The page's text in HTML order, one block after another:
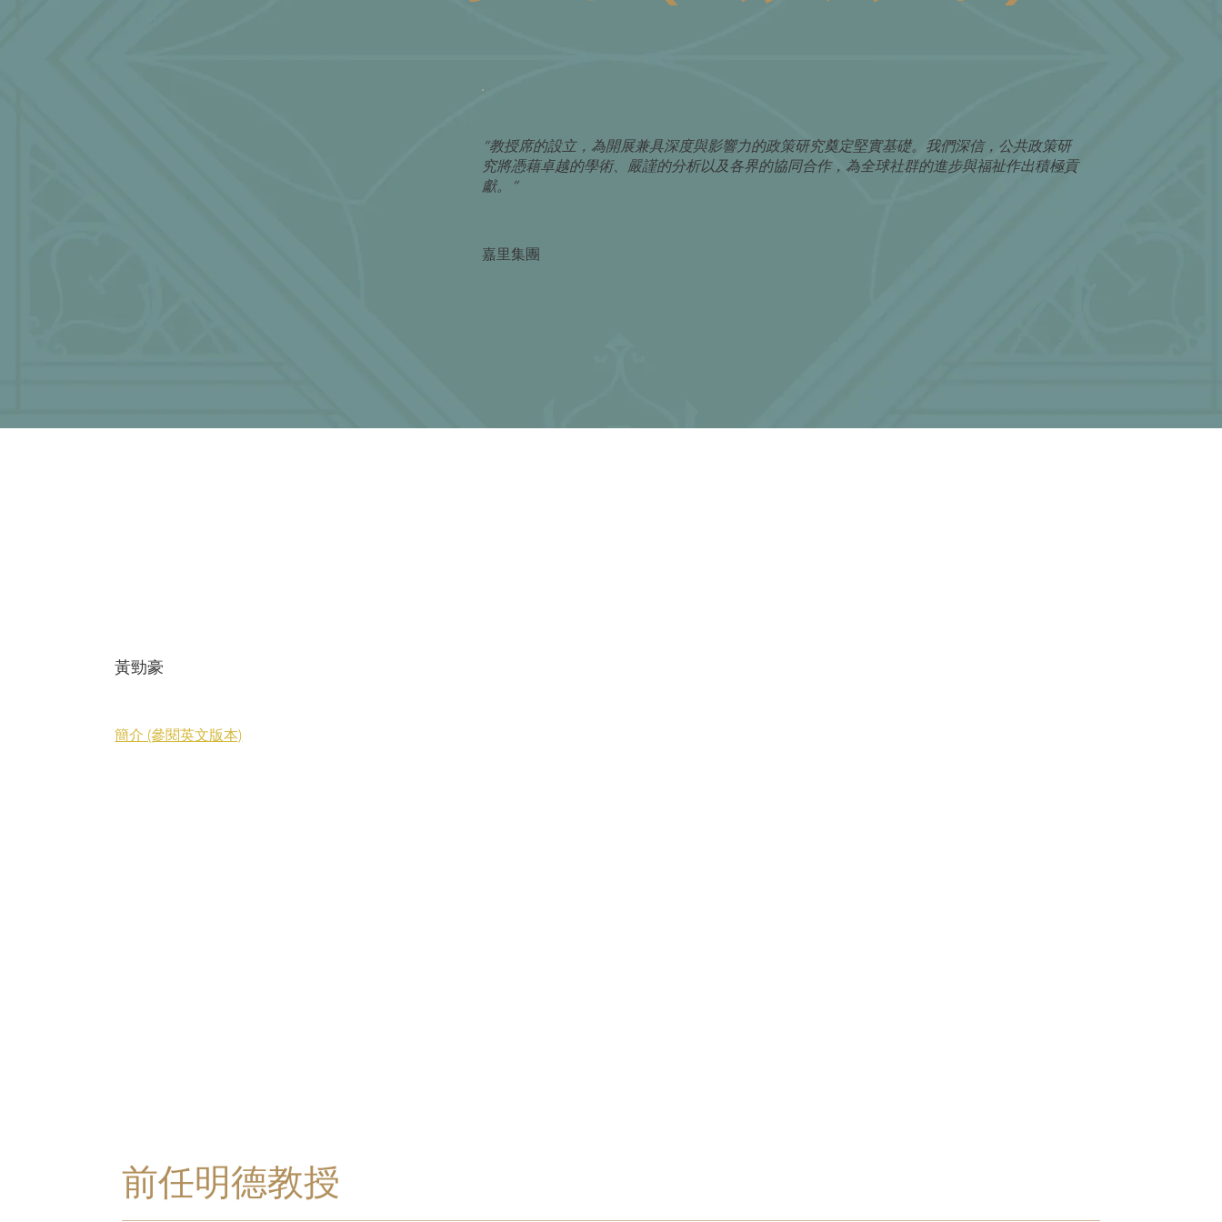
“教授席的設立，為開展兼具深度與影響力的政策研究奠定堅實基礎。我們深信，公共政策研
究將憑藉卓越的學術、嚴謹的分析以及各界的協同合作，為全球社群的進步與福祉作出積極貢
獻。”
嘉里集團
簡介 (參閱英文版本)
黃勁豪
前任明德教授